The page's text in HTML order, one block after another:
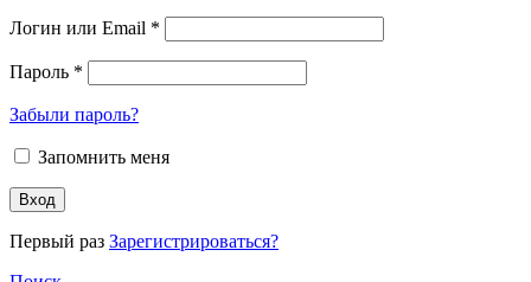
Логин или Email *
Пароль *
Забыли пароль?
Запомнить меня
Вход
Первый раз Зарегистрироваться?